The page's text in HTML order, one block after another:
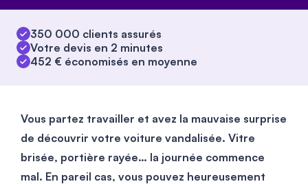
350 000 clients assurés
Votre devis en 2 minutes
452 € économisés en moyenne
Vous partez travailler et avez la mauvaise surprise
de découvrir votre voiture vandalisée. Vitre
brisée, portière rayée… la journée commence
mal. En pareil cas, vous pouvez heureusement